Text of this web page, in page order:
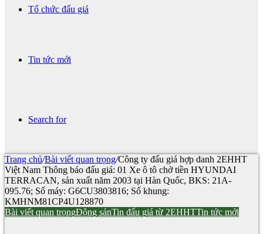
Tổ chức đấu giá
Tin tức mới
Search for
Trang chủ/Bài viết quan trọng/Công ty đấu giá hợp danh 2EHHT
Việt Nam Thông báo đấu giá: 01 Xe ô tô chở tiền HYUNDAI
TERRACAN, sản xuất năm 2003 tại Hàn Quốc, BKS: 21A-
095.76; Số máy: G6CU3803816; Số khung:
KMHNM81CP4U128870
Bài viết quan trọngĐộng sảnTin đấu giá từ 2EHHTTin tức mới